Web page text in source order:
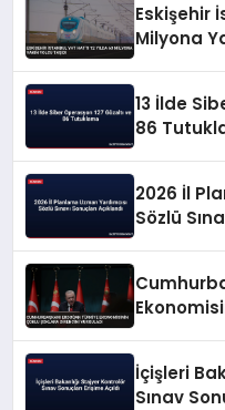
Eskişehir
Milyona
13 İlde
86
2026 İl
Sözlü
İçişleri
Sınav